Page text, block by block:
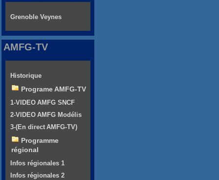
Grenoble Veynes
AMFG-TV
Historique
Programe AMFG-TV
1-VIDEO AMFG SNCF
2-VIDEO AMFG Modélis
3-(En direct AMFG-TV)
Programme
régional
Infos régionales 1
Infos régionales 2